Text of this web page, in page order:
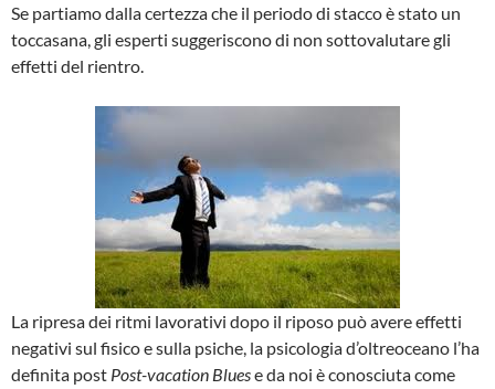
Se partiamo dalla certezza che il periodo di stacco è stato un
toccasana, gli esperti suggeriscono di non sottovalutare gli
effetti del rientro.
La ripresa dei ritmi lavorativi dopo il riposo può avere effetti
negativi sul fisico e sulla psiche, la psicologia d’oltreoceano l’ha
definita post Post-vacation Bluese da noi è conosciuta come